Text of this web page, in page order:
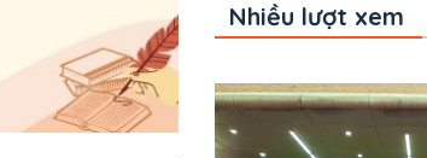
Nhiều lượt xem